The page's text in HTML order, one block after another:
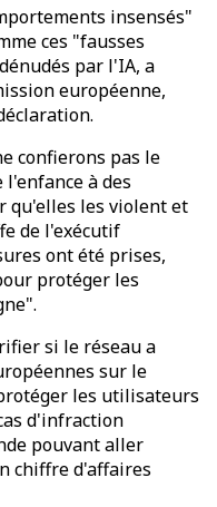
insensés"
ces "fausses
par l'IA, a
européenne,
confierons pas le
à des
qu'elles les violent et
de l'exécutif
ont été prises,
protéger les
si le réseau a
sur le
les utilisateurs
d'infraction
pouvant aller
chiffre d'affaires